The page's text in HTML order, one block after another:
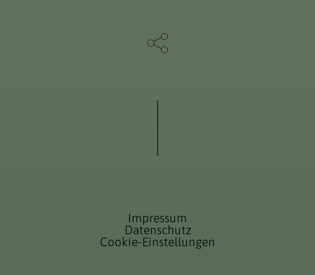
Impressum
Datenschutz
Cookie-Einstellungen